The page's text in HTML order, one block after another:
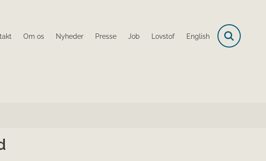
Om os Nyheder Presse Job Lovstof English